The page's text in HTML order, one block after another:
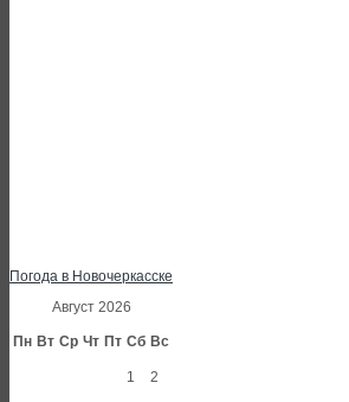
Погода в Новочеркасске
Август 2026
Пн Вт Ср Чт Пт Сб Вс
1 2